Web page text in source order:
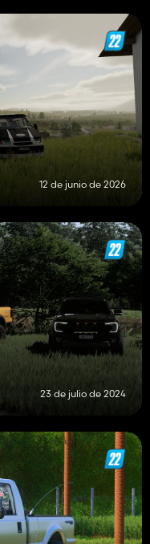
12 de junio de 2026
23 de julio de 2024